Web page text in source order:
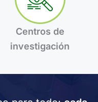
Centros de
investigación